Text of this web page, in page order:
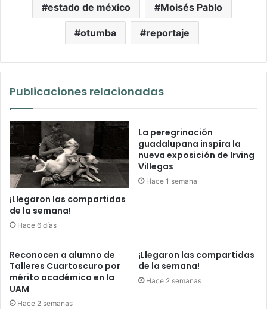
estado de méxico Moisés Pablo
otumba reportaje
Publicaciones relacionadas
¡Llegaron las compartidas
de la semana!
Hace 6 días
La peregrinación
guadalupana inspira la
nueva exposición de Irving
Villegas
Hace 1 semana
Reconocen a alumno de
Talleres Cuartoscuro por
mérito académico en la
UAM
Hace 2 semanas
¡Llegaron las compartidas
de la semana!
Hace 2 semanas